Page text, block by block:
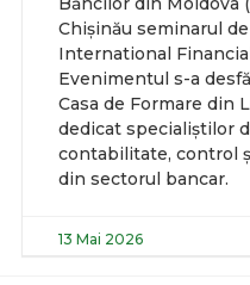
Chișinău seminarul
International
Evenimentul s-a
Casa de Formare din
dedicat specialiștilor
contabilitate, control
din sectorul bancar.
13 Mai 2026